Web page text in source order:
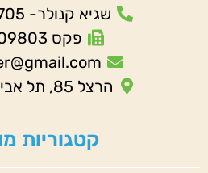
שגיא קנולר- 052-2530705
פקס 03-5609803
הרצל 85, תל אביב 6655404
קטגוריות